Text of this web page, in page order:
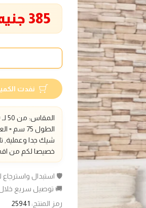
385 جنيه
نفدت
المقاس: من 50 لـ 90كيلو ▫️ الخامة:فيسكوز▫️
الطول 75 سم
▫️
شيك جدا وعملية,
خصيصا لكم من
🛡️ استبدال واسترجاع لمدة
🚚 توصيل سريع خلال يومين
رمز المنتج: 25941